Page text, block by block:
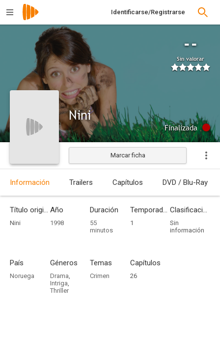
Identificarse/Registrarse
--
Sin valorar
Nini
Finalizada
Marcar ficha
Información Trailers Capítulos DVD / Blu-Ray
Título original
Nini
Año
1998
Duración
55
minutos
Temporadas
1
Clasificación por edades
Sin
información
País
Noruega
Géneros
Drama,
Intriga,
Thriller
Temas
Crimen
Capítulos
26